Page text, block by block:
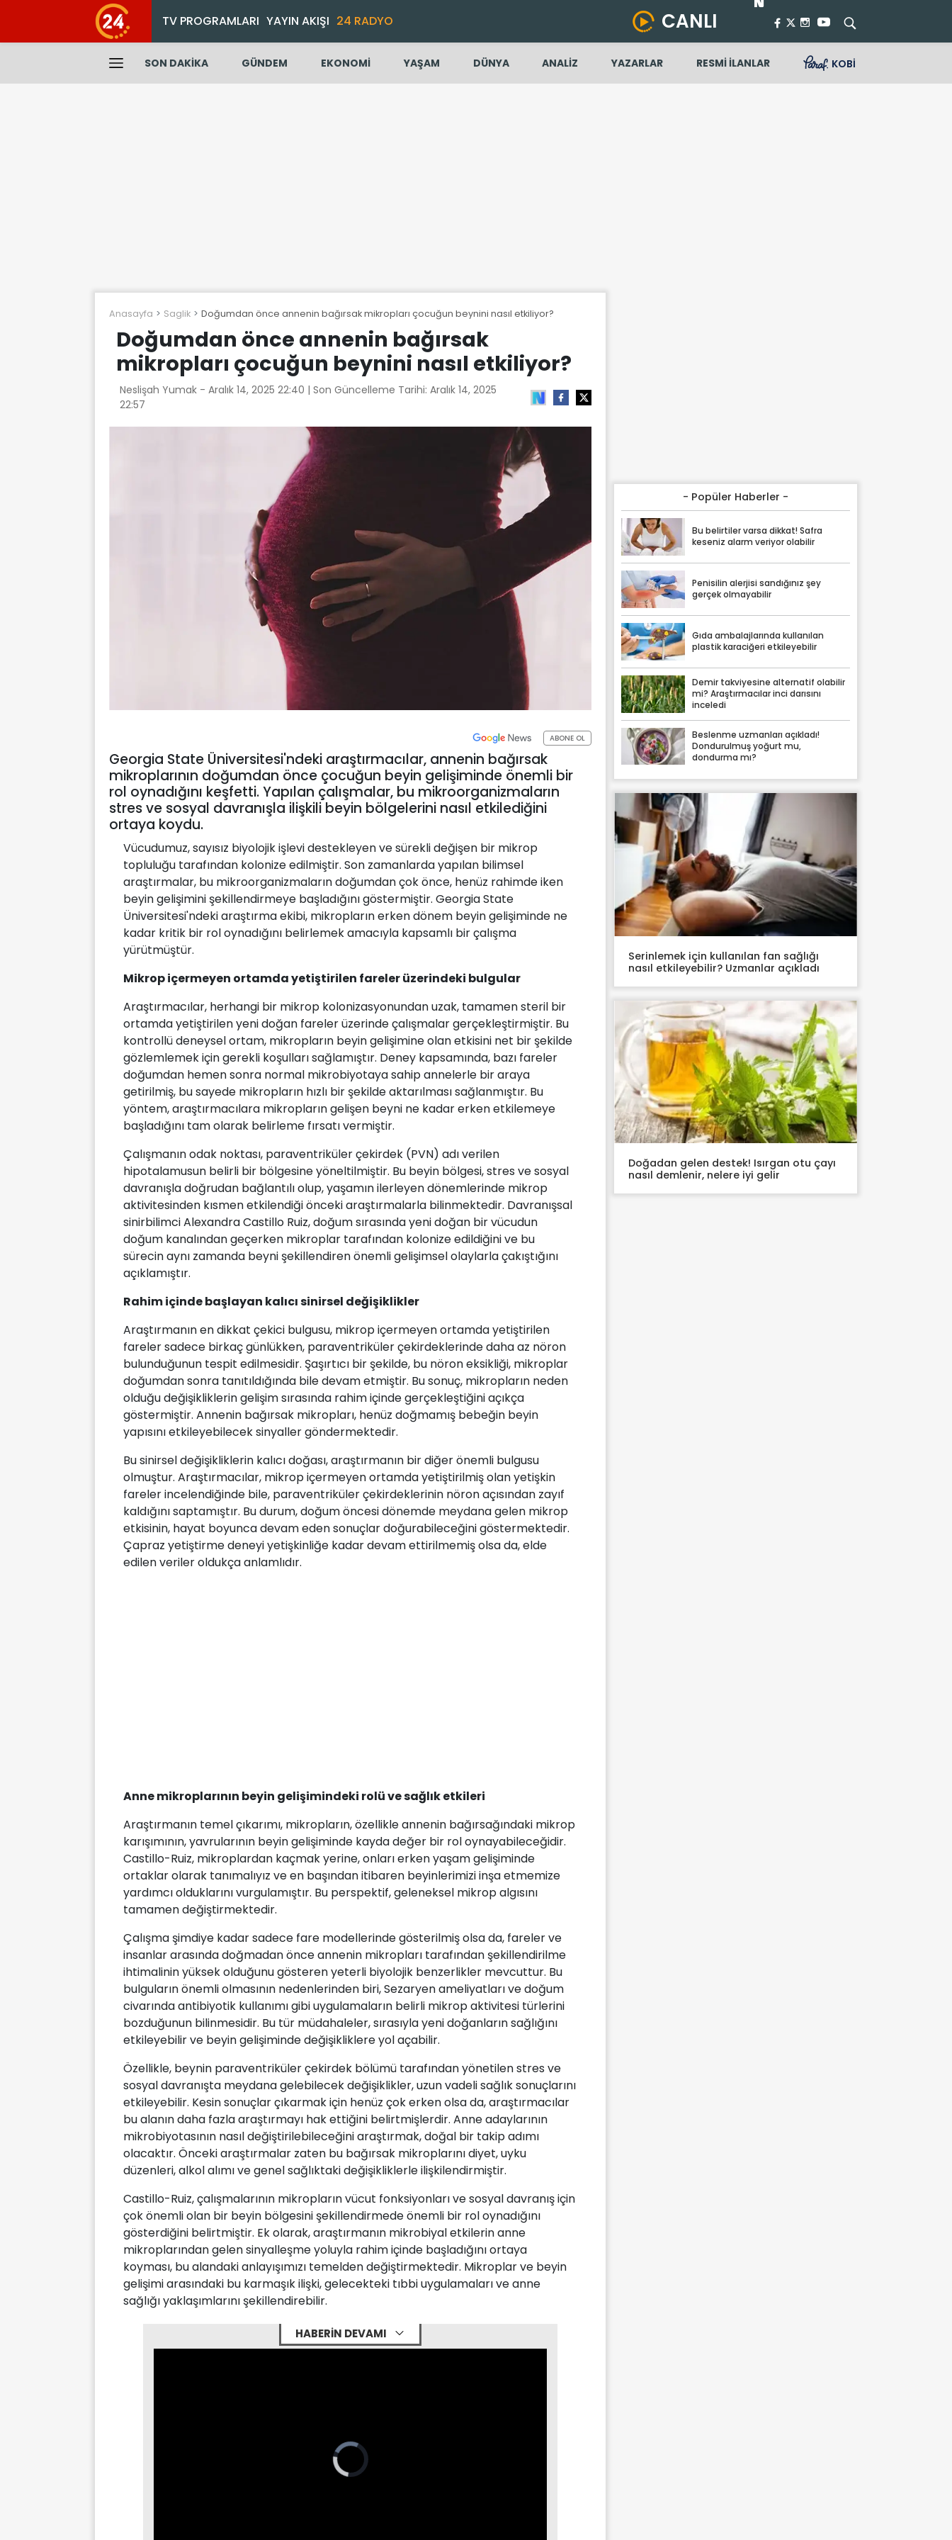
TV PROGRAMLARI YAYIN AKIŞI 24 RADYO CANLI
SON DAKİKA GÜNDEM EKONOMİ YAŞAM DÜNYA ANALİZ YAZARLAR RESMİ İLANLAR KOBİ
Anasayfa Saglik Doğumdan önce annenin bağırsak mikropları çocuğun beynini nasıl etkiliyor?
Doğumdan önce annenin bağırsak
mikropları çocuğun beynini nasıl etkiliyor?
Neslişah Yumak - Aralık 14, 2025 22:40 | Son Güncelleme Tarihi: Aralık 14, 2025
22:57
ABONE OL
Georgia State Üniversitesi'ndeki araştırmacılar, annenin bağırsak
mikroplarının doğumdan önce çocuğun beyin gelişiminde önemli bir
rol oynadığını keşfetti. Yapılan çalışmalar, bu mikroorganizmaların
stres ve sosyal davranışla ilişkili beyin bölgelerini nasıl etkilediğini
ortaya koydu.
Vücudumuz, sayısız biyolojik işlevi destekleyen ve sürekli değişen bir mikrop
topluluğu tarafından kolonize edilmiştir. Son zamanlarda yapılan bilimsel
araştırmalar, bu mikroorganizmaların doğumdan çok önce, henüz rahimde iken
beyin gelişimini şekillendirmeye başladığını göstermiştir. Georgia State
Üniversitesi'ndeki araştırma ekibi, mikropların erken dönem beyin gelişiminde ne
kadar kritik bir rol oynadığını belirlemek amacıyla kapsamlı bir çalışma
yürütmüştür.
Mikrop içermeyen ortamda yetiştirilen fareler üzerindeki bulgular
Araştırmacılar, herhangi bir mikrop kolonizasyonundan uzak, tamamen steril bir
ortamda yetiştirilen yeni doğan fareler üzerinde çalışmalar gerçekleştirmiştir. Bu
kontrollü deneysel ortam, mikropların beyin gelişimine olan etkisini net bir şekilde
gözlemlemek için gerekli koşulları sağlamıştır. Deney kapsamında, bazı fareler
doğumdan hemen sonra normal mikrobiyotaya sahip annelerle bir araya
getirilmiş, bu sayede mikropların hızlı bir şekilde aktarılması sağlanmıştır. Bu
yöntem, araştırmacılara mikropların gelişen beyni ne kadar erken etkilemeye
başladığını tam olarak belirleme fırsatı vermiştir.
Çalışmanın odak noktası, paraventriküler çekirdek (PVN) adı verilen
hipotalamusun belirli bir bölgesine yöneltilmiştir. Bu beyin bölgesi, stres ve sosyal
davranışla doğrudan bağlantılı olup, yaşamın ilerleyen dönemlerinde mikrop
aktivitesinden kısmen etkilendiği önceki araştırmalarla bilinmektedir. Davranışsal
sinirbilimci Alexandra Castillo Ruiz, doğum sırasında yeni doğan bir vücudun
doğum kanalından geçerken mikroplar tarafından kolonize edildiğini ve bu
sürecin aynı zamanda beyni şekillendiren önemli gelişimsel olaylarla çakıştığını
açıklamıştır.
Rahim içinde başlayan kalıcı sinirsel değişiklikler
Araştırmanın en dikkat çekici bulgusu, mikrop içermeyen ortamda yetiştirilen
fareler sadece birkaç günlükken, paraventriküler çekirdeklerinde daha az nöron
bulunduğunun tespit edilmesidir. Şaşırtıcı bir şekilde, bu nöron eksikliği, mikroplar
doğumdan sonra tanıtıldığında bile devam etmiştir. Bu sonuç, mikropların neden
olduğu değişikliklerin gelişim sırasında rahim içinde gerçekleştiğini açıkça
göstermiştir. Annenin bağırsak mikropları, henüz doğmamış bebeğin beyin
yapısını etkileyebilecek sinyaller göndermektedir.
Bu sinirsel değişikliklerin kalıcı doğası, araştırmanın bir diğer önemli bulgusu
olmuştur. Araştırmacılar, mikrop içermeyen ortamda yetiştirilmiş olan yetişkin
fareler incelendiğinde bile, paraventriküler çekirdeklerinin nöron açısından zayıf
kaldığını saptamıştır. Bu durum, doğum öncesi dönemde meydana gelen mikrop
etkisinin, hayat boyunca devam eden sonuçlar doğurabileceğini göstermektedir.
Çapraz yetiştirme deneyi yetişkinliğe kadar devam ettirilmemiş olsa da, elde
edilen veriler oldukça anlamlıdır.
Anne mikroplarının beyin gelişimindeki rolü ve sağlık etkileri
Araştırmanın temel çıkarımı, mikropların, özellikle annenin bağırsağındaki mikrop
karışımının, yavrularının beyin gelişiminde kayda değer bir rol oynayabileceğidir.
Castillo-Ruiz, mikroplardan kaçmak yerine, onları erken yaşam gelişiminde
ortaklar olarak tanımalıyız ve en başından itibaren beyinlerimizi inşa etmemize
yardımcı olduklarını vurgulamıştır. Bu perspektif, geleneksel mikrop algısını
tamamen değiştirmektedir.
Çalışma şimdiye kadar sadece fare modellerinde gösterilmiş olsa da, fareler ve
insanlar arasında doğmadan önce annenin mikropları tarafından şekillendirilme
ihtimalinin yüksek olduğunu gösteren yeterli biyolojik benzerlikler mevcuttur. Bu
bulguların önemli olmasının nedenlerinden biri, Sezaryen ameliyatları ve doğum
civarında antibiyotik kullanımı gibi uygulamaların belirli mikrop aktivitesi türlerini
bozduğunun bilinmesidir. Bu tür müdahaleler, sırasıyla yeni doğanların sağlığını
etkileyebilir ve beyin gelişiminde değişikliklere yol açabilir.
Özellikle, beynin paraventriküler çekirdek bölümü tarafından yönetilen stres ve
sosyal davranışta meydana gelebilecek değişiklikler, uzun vadeli sağlık sonuçlarını
etkileyebilir. Kesin sonuçlar çıkarmak için henüz çok erken olsa da, araştırmacılar
bu alanın daha fazla araştırmayı hak ettiğini belirtmişlerdir. Anne adaylarının
mikrobiyotasının nasıl değiştirilebileceğini araştırmak, doğal bir takip adımı
olacaktır. Önceki araştırmalar zaten bu bağırsak mikroplarını diyet, uyku
düzenleri, alkol alımı ve genel sağlıktaki değişikliklerle ilişkilendirmiştir.
Castillo-Ruiz, çalışmalarının mikropların vücut fonksiyonları ve sosyal davranış için
çok önemli olan bir beyin bölgesini şekillendirmede önemli bir rol oynadığını
gösterdiğini belirtmiştir. Ek olarak, araştırmanın mikrobiyal etkilerin anne
mikroplarından gelen sinyalleşme yoluyla rahim içinde başladığını ortaya
koyması, bu alandaki anlayışımızı temelden değiştirmektedir. Mikroplar ve beyin
gelişimi arasındaki bu karmaşık ilişki, gelecekteki tıbbi uygulamaları ve anne
sağlığı yaklaşımlarını şekillendirebilir.
HABERİN DEVAMI
- Popüler Haberler -
Bu belirtiler varsa dikkat! Safra
keseniz alarm veriyor olabilir
Penisilin alerjisi sandığınız şey
gerçek olmayabilir
Gıda ambalajlarında kullanılan
plastik karaciğeri etkileyebilir
Demir takviyesine alternatif olabilir
mi? Araştırmacılar inci darısını
inceledi
Beslenme uzmanları açıkladı!
Dondurulmuş yoğurt mu,
dondurma mı?
Serinlemek için kullanılan fan sağlığı
nasıl etkileyebilir? Uzmanlar açıkladı
Doğadan gelen destek! Isırgan otu çayı
nasıl demlenir, nelere iyi gelir